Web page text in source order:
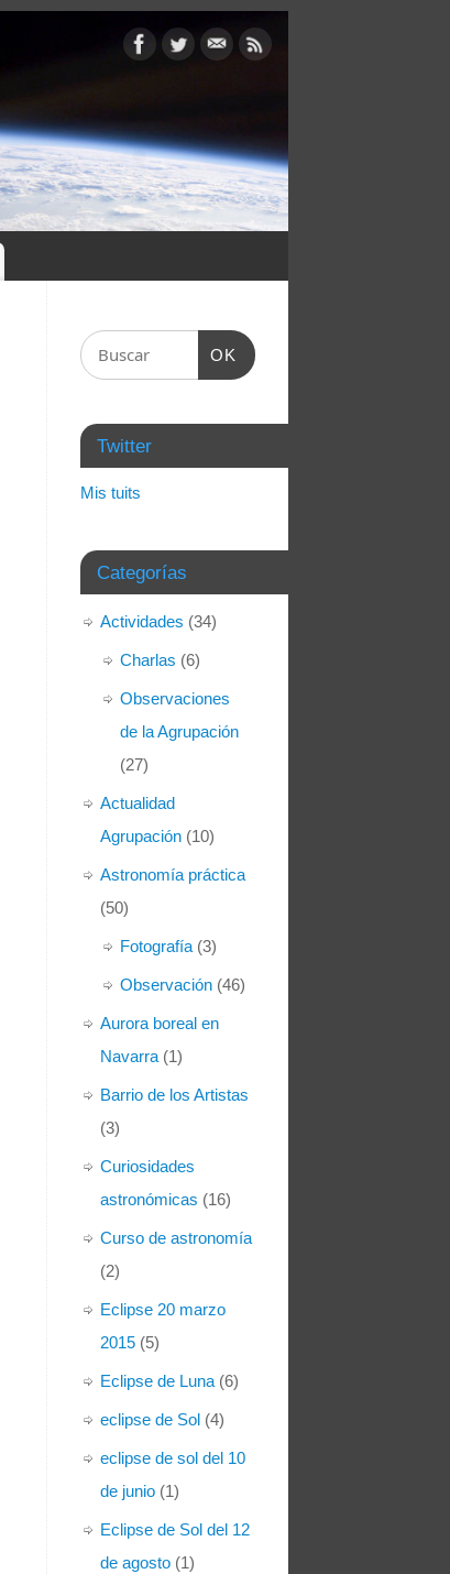
OK
Twitter
Mis tuits
Categorías
Actividades (34)
Charlas (6)
Observaciones
de la Agrupación
(27)
Actualidad
Agrupación (10)
Astronomía práctica
(50)
Fotografía (3)
Observación (46)
Aurora boreal en
Navarra (1)
Barrio de los Artistas
(3)
Curiosidades
astronómicas (16)
Curso de astronomía
(2)
Eclipse 20 marzo
2015 (5)
Eclipse de Luna (6)
eclipse de Sol (4)
eclipse de sol del 10
de junio (1)
Eclipse de Sol del 12
de agosto (1)